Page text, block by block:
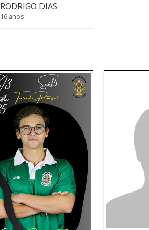
RODRIGO DIAS
16 anos